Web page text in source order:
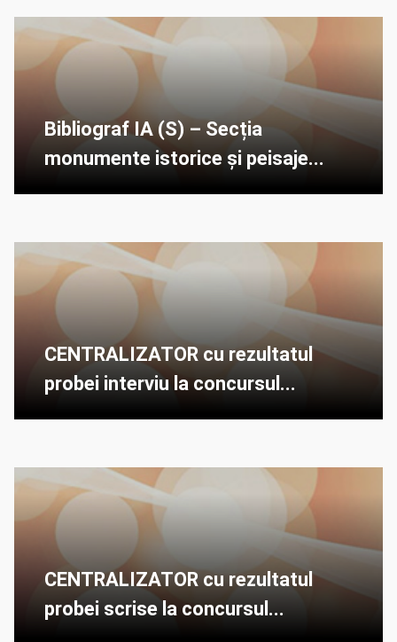
Bibliograf IA (S) – Secția
monumente istorice și peisaje...
CENTRALIZATOR cu rezultatul
probei interviu la concursul...
CENTRALIZATOR cu rezultatul
probei scrise la concursul...